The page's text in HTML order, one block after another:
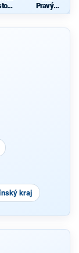
Pravý
Blok-
ODVOLAT.
kraj